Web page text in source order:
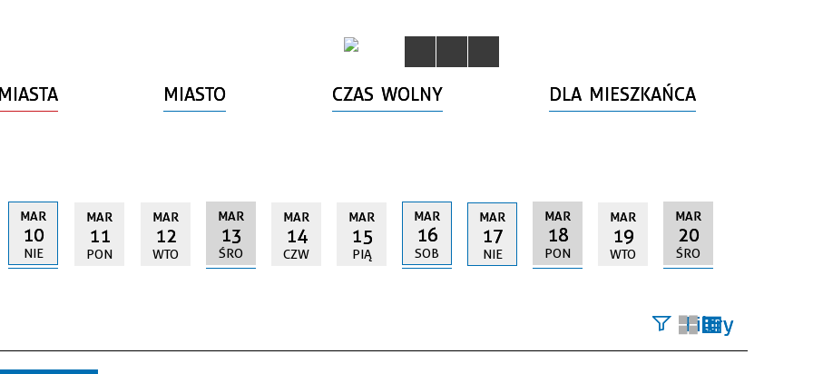
MIASTO CZAS WOLNY DLA MIESZKAŃCA
MAR
10
NIE
MAR
11
PON
MAR
12
WTO
MAR
13
ŚRO
MAR
14
CZW
MAR
15
PIĄ
MAR
16
SOB
MAR
17
NIE
MAR
18
PON
MAR
19
WTO
MAR
20
ŚRO
Filtry